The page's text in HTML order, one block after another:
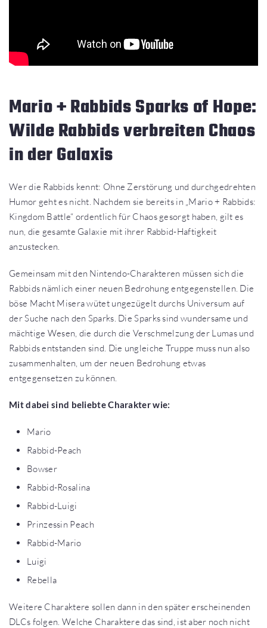
Mario + Rabbids Sparks of Hope:
Wilde Rabbids verbreiten Chaos
in der Galaxis
Wer die Rabbids kennt: Ohne Zerstörung und durchgedrehten
Humor geht es nicht. Nachdem sie bereits in „Mario + Rabbids:
Kingdom Battle“ ordentlich für Chaos gesorgt haben, gilt es
nun, die gesamte Galaxie mit ihrer Rabbid-Haftigkeit
anzustecken.
Gemeinsam mit den Nintendo-Charakteren müssen sich die
Rabbids nämlich einer neuen Bedrohung entgegenstellen. Die
böse Macht Misera wütet ungezügelt durchs Universum auf
der Suche nach den Sparks. Die Sparks sind wundersame und
mächtige Wesen, die durch die Verschmelzung der Lumas und
Rabbids entstanden sind. Die ungleiche Truppe muss nun also
zusammenhalten, um der neuen Bedrohung etwas
entgegensetzen zu können.
Mit dabei sind beliebte Charakter wie:
Mario
Rabbid-Peach
Bowser
Rabbid-Rosalina
Rabbid-Luigi
Prinzessin Peach
Rabbid-Mario
Luigi
Rebella
Weitere Charaktere sollen dann in den später erscheinenden
DLCs folgen. Welche Charaktere das sind, ist aber noch nicht